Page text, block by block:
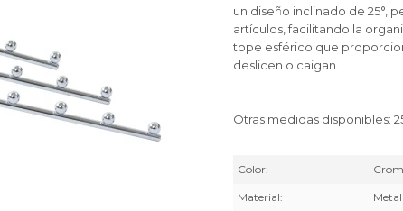
un diseño inclinado de 25°,
artículos, facilitando la
tope esférico que
deslicen o caigan.
Otras medidas disponibles:
Color
Material Metal